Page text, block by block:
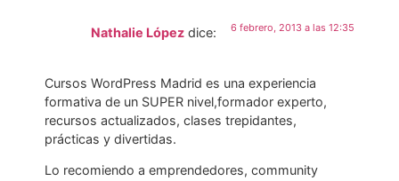
Nathalie López dice: 6 febrero, 2013 a las 12:35
Cursos WordPress Madrid es una experiencia
formativa de un SUPER nivel,formador experto,
recursos actualizados, clases trepidantes,
prácticas y divertidas.
Lo recomiendo a emprendedores, community